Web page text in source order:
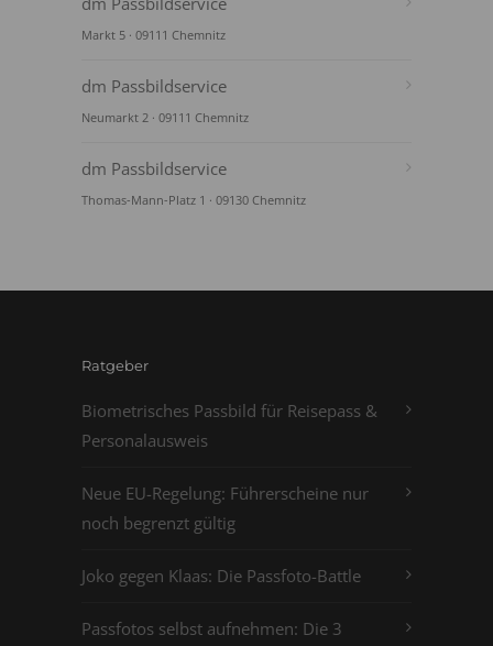
Markt 5 · 09111 Chemnitz
dm Passbildservice
Neumarkt 2 · 09111 Chemnitz
dm Passbildservice
Thomas-Mann-Platz 1 · 09130 Chemnitz
Ratgeber
Biometrisches Passbild für Reisepass &
Personalausweis
Neue EU-Regelung: Führerscheine nur
noch begrenzt gültig
Joko gegen Klaas: Die Passfoto-Battle
Passfotos selbst aufnehmen: Die 3